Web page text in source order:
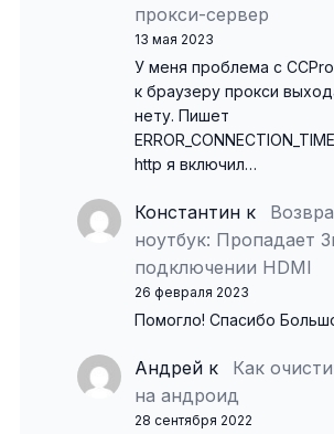
прокси-сервер
13 мая 2023
У меня проблема с
к браузеру прокси
нету. Пишет
http я включил…
Константин к
ноутбук: Пропадает
подключении HDMI
26 февраля 2023
Помогло! Спасибо
Андрей к
Как
на андроид
28 сентября 2022